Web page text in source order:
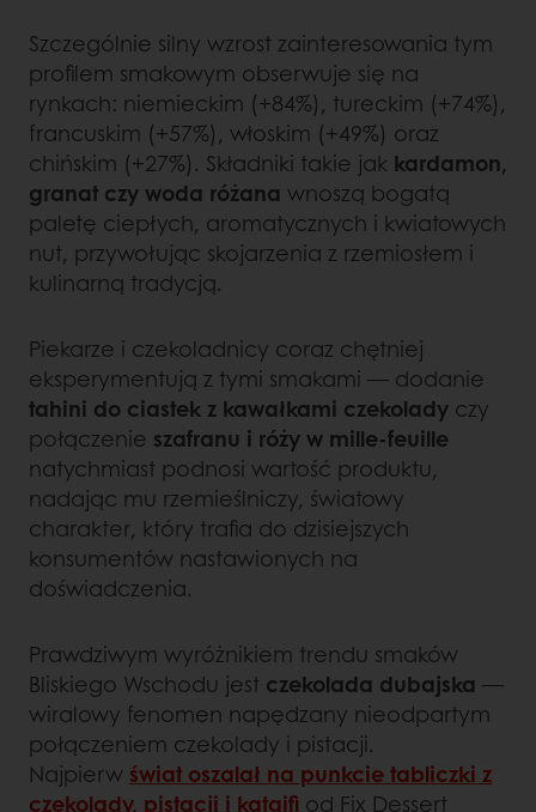
Szczególnie silny wzrost zainteresowania tym
profilem smakowym obserwuje się na
rynkach: niemieckim (+84%), tureckim (+74%),
francuskim (+57%), włoskim (+49%) oraz
chińskim (+27%). Składniki takie jak kardamon,
granat czy woda różana wnoszą bogatą
paletę ciepłych, aromatycznych i kwiatowych
nut, przywołując skojarzenia z rzemiosłem i
kulinarną tradycją.
Piekarze i czekoladnicy coraz chętniej
eksperymentują z tymi smakami — dodanie
tahini do ciastek z kawałkami czekolady czy
połączenie szafranu i róży w mille‑feuille
natychmiast podnosi wartość produktu,
nadając mu rzemieślniczy, światowy
charakter, który trafia do dzisiejszych
konsumentów nastawionych na
doświadczenia.
Prawdziwym wyróżnikiem trendu smaków
Bliskiego Wschodu jest czekolada dubajska —
wiralowy fenomen napędzany nieodpartym
połączeniem czekolady i pistacji.
Najpierw świat oszalał na punkcie tabliczki z
czekolady, pistacji i kataifi od Fix Dessert